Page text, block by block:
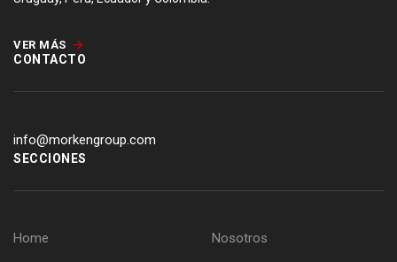
VER MÁS
CONTACTO
info@morkengroup.com
SECCIONES
Home Nosotros